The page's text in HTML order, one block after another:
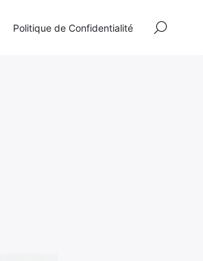
Politique de Confidentialité